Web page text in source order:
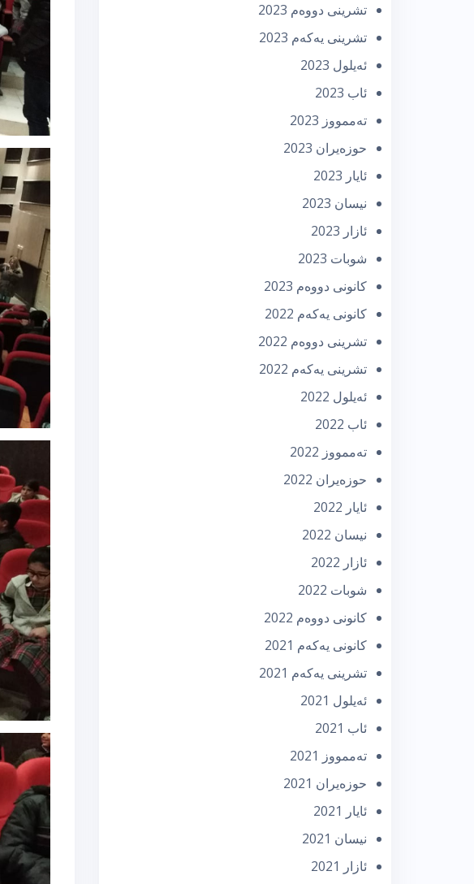
تشرینی دووه‌م 2023
تشرینی یه‌كه‌م 2023
ئه‌یلول 2023
ئاب 2023
تەممووز 2023
حوزه‌یران 2023
ئایار 2023
نیسان 2023
ئازار 2023
شوبات 2023
كانونی دووه‌م 2023
كانونی یه‌كه‌م 2022
تشرینی دووه‌م 2022
تشرینی یه‌كه‌م 2022
ئه‌یلول 2022
ئاب 2022
تەممووز 2022
حوزه‌یران 2022
ئایار 2022
نیسان 2022
ئازار 2022
شوبات 2022
كانونی دووه‌م 2022
كانونی یه‌كه‌م 2021
تشرینی یه‌كه‌م 2021
ئه‌یلول 2021
ئاب 2021
تەممووز 2021
حوزه‌یران 2021
ئایار 2021
نیسان 2021
ئازار 2021